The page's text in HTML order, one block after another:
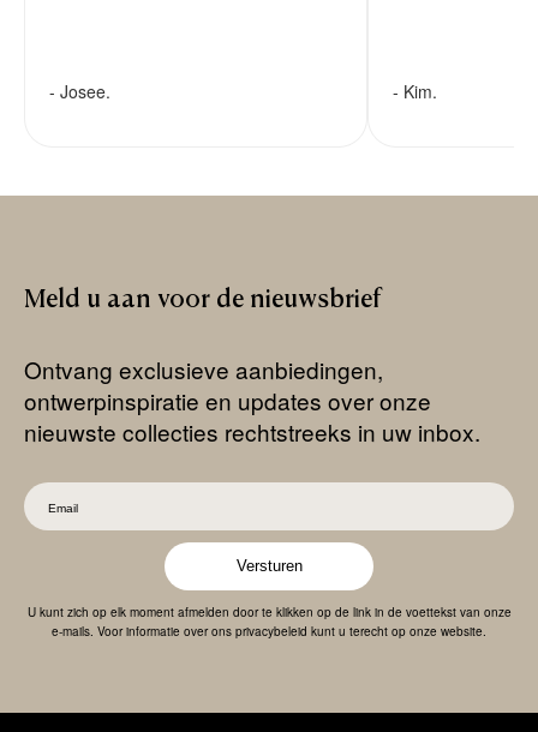
- Josee. - Kim.
Meld u aan voor de nieuwsbrief
Ontvang exclusieve aanbiedingen,
ontwerpinspiratie en updates over onze
nieuwste collecties rechtstreeks in uw inbox.
Versturen
U kunt zich op elk moment afmelden door te klikken op de link in de voettekst van onze
e-mails. Voor informatie over ons privacybeleid kunt u terecht op onze website.